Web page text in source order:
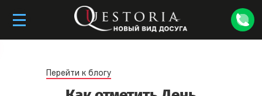
Перейти к блогу